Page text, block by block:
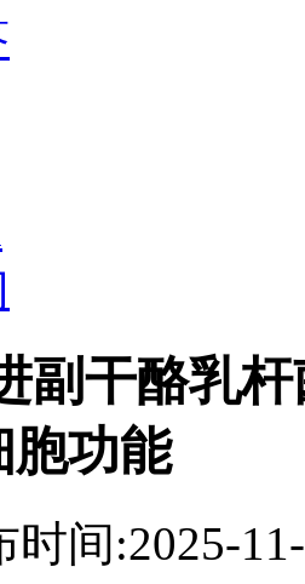
副干酪乳
胞功能
时间:2025-